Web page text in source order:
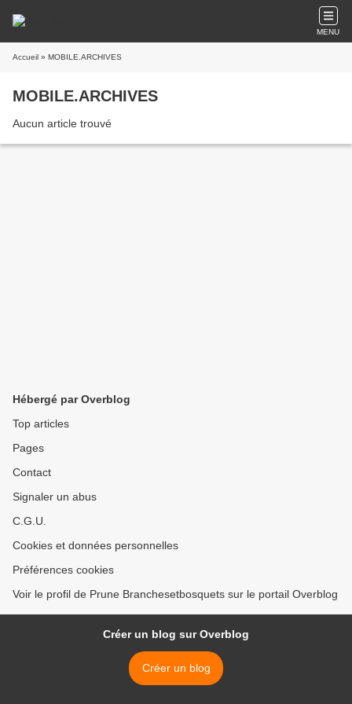
MENU
Accueil » MOBILE.ARCHIVES
MOBILE.ARCHIVES
Aucun article trouvé
Hébergé par Overblog
Top articles
Pages
Contact
Signaler un abus
C.G.U.
Cookies et données personnelles
Préférences cookies
Voir le profil de Prune Branchesetbosquets sur le portail Overblog
Créer un blog sur Overblog
Créer un blog